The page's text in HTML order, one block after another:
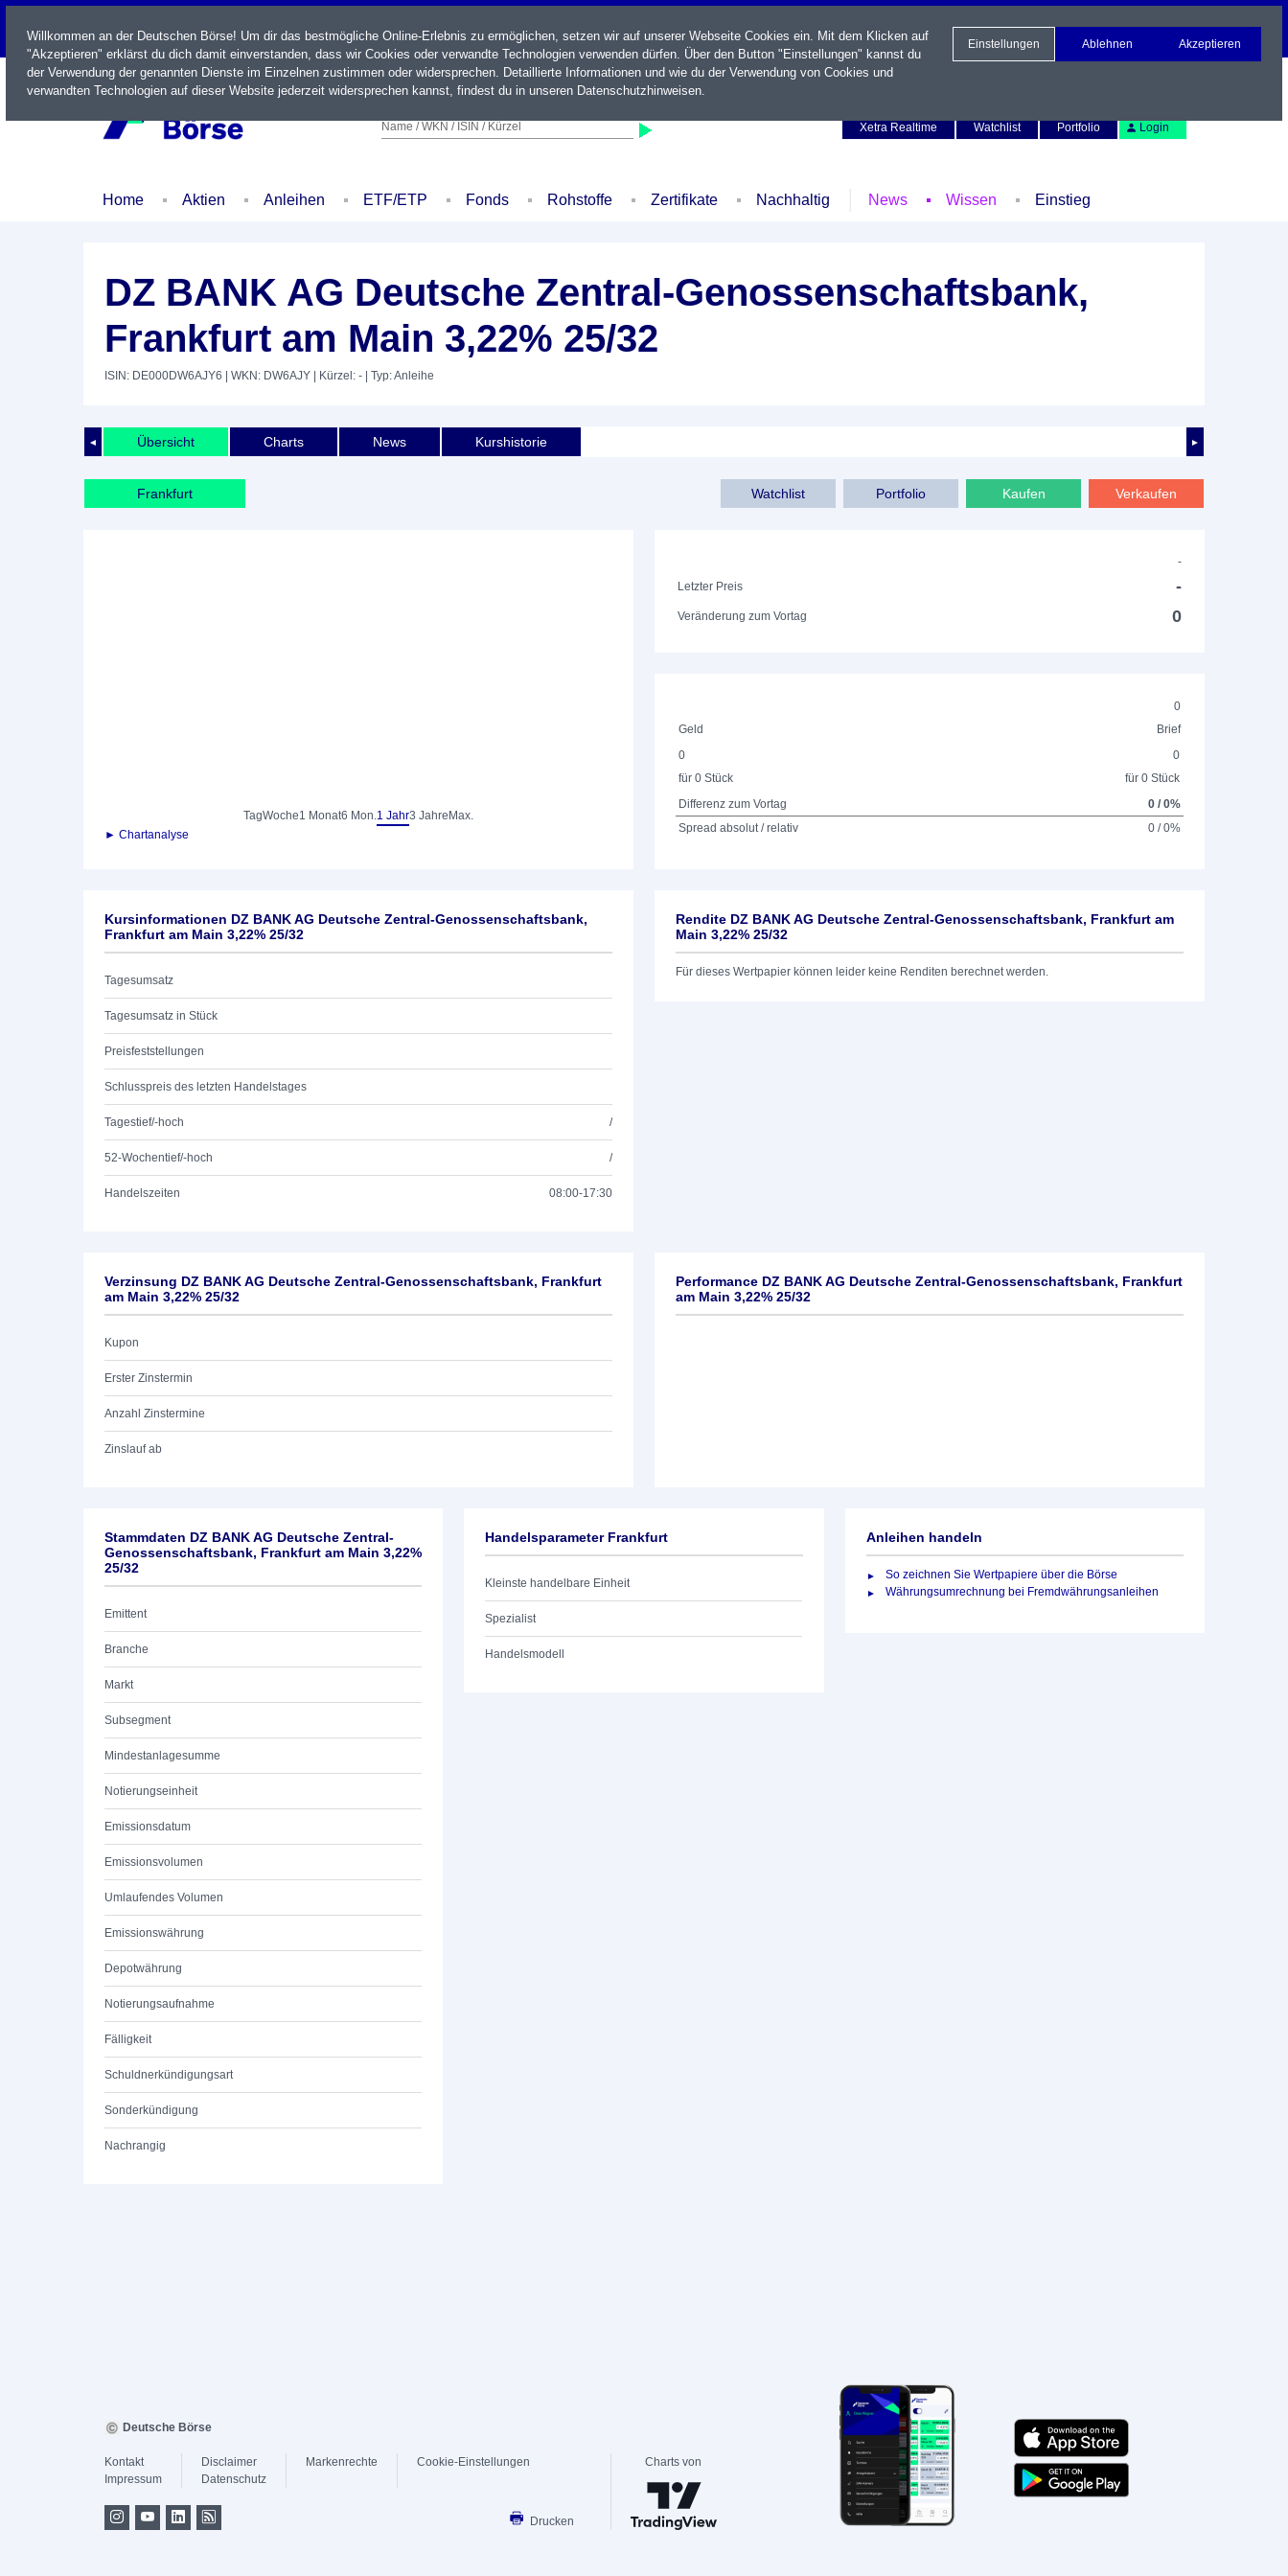
LIVE
Name / WKN / ISIN / Kürzel
Xetra Realtime
Watchlist Portfolio Login
Home Aktien Anleihen ETF/ETP Fonds Rohstoffe Zertifikate Nachhaltig News Wissen Einstieg
DZ BANK AG Deutsche Zentral-Genossenschaftsbank,
Frankfurt am Main 3,22% 25/32
ISIN: DE000DW6AJY6 | WKN: DW6AJY | Kürzel: - | Typ: Anleihe
◄ ►
Übersicht Charts News Kurshistorie
Frankfurt Verkaufen
Kaufen
Portfolio
Watchlist
TagWoche1 Monat6 Mon.1 Jahr3 Jahre Max.
► Chartanalyse
-
Letzter Preis
-
Veränderung zum Vortag 0
0
Geld
Brief
0
für 0 Stück
0
für 0 Stück
Differenz zum Vortag
0 / 0%
Spread absolut / relativ
0 / 0%
Kursinformationen DZ BANK AG Deutsche Zentral-Genossenschaftsbank,
Frankfurt am Main 3,22% 25/32
Tagesumsatz
Tagesumsatz in Stück
Preisfeststellungen
Schlusspreis des letzten Handelstages
Tagestief/-hoch /
52-Wochentief/-hoch /
Handelszeiten 08:00-17:30
Rendite DZ BANK AG Deutsche Zentral-Genossenschaftsbank, Frankfurt am
Main 3,22% 25/32
Für dieses Wertpapier können leider keine Renditen berechnet werden.
Verzinsung DZ BANK AG Deutsche Zentral-Genossenschaftsbank, Frankfurt
am Main 3,22% 25/32
Kupon
Erster Zinstermin
Anzahl Zinstermine
Zinslauf ab
Performance DZ BANK AG Deutsche Zentral-Genossenschaftsbank, Frankfurt
am Main 3,22% 25/32
Stammdaten DZ BANK AG Deutsche Zentral-
Genossenschaftsbank, Frankfurt am Main 3,22%
25/32
Emittent
Branche
Markt
Subsegment
Mindestanlagesumme
Notierungseinheit
Emissionsdatum
Emissionsvolumen
Umlaufendes Volumen
Emissionswährung
Depotwährung
Notierungsaufnahme
Fälligkeit
Schuldnerkündigungsart
Sonderkündigung
Nachrangig
Handelsparameter Frankfurt
Kleinste handelbare Einheit
Spezialist
Handelsmodell
Anleihen handeln
So zeichnen Sie Wertpapiere über die Börse
Währungsumrechnung bei Fremdwährungsanleihen
Willkommen an der Deutschen Börse! Um dir das bestmögliche Online-Erlebnis zu ermöglichen, setzen wir auf unserer Webseite Cookies ein. Mit dem Klicken auf
"Akzeptieren" erklärst du dich damit einverstanden, dass wir Cookies oder verwandte Technologien verwenden dürfen. Über den Button "Einstellungen" kannst du
der Verwendung der genannten Dienste im Einzelnen zustimmen oder widersprechen. Detaillierte Informationen und wie du der Verwendung von Cookies und
verwandten Technologien auf dieser Website jederzeit widersprechen kannst, findest du in unseren Datenschutzhinweisen.
Einstellungen Ablehnen Akzeptieren
Deutsche Börse
Kontakt
Impressum
Disclaimer
Datenschutz
Markenrechte Cookie-Einstellungen
Drucken
Charts von